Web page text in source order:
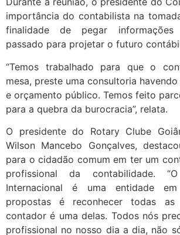
importância do contabilista na
finalidade de pegar
passado para projetar o futuro
“Temos trabalhado para que o
mesa, preste uma consultoria
e orçamento público. Temos feito
para a quebra da burocracia”, relata.
O presidente do Rotary Clube
Wilson Mancebo Gonçalves,
para o cidadão comum em ter um
profissional da contabilidade.
Internacional é uma entidade
propostas é reconhecer todas
contador é uma delas. Todos nós
profissional no nosso dia a dia, não